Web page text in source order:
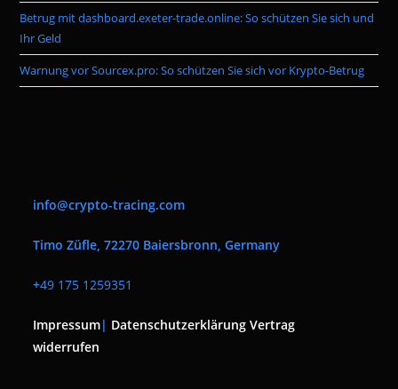
Betrug mit dashboard.exeter-trade.online: So schützen Sie sich und
Ihr Geld
Warnung vor Sourcex.pro: So schützen Sie sich vor Krypto-Betrug
info@crypto-tracing.com
Timo Züfle, 72270 Baiersbronn, Germany
+49 175 1259351
Impressum| Datenschutzerklärung Vertrag
widerrufen